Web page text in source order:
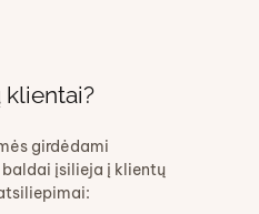
klientai?
girdėdami
įsilieja į klientų